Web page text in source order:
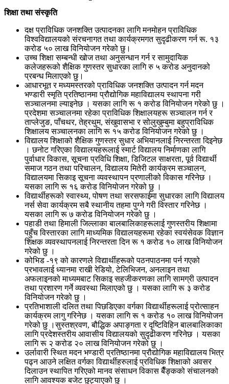
शिक्षा तथा संस्कृति
दक्ष प्राविधिक जनशक्ति उत्पादनका लागि मनमोहन प्राविधिक
विश्वविद्यालयको संरचनागत तथा कार्यक्रमगत सुदृढीकरण गर्न रू. १३
करोड ५० लाख विनियोजन गरेको छु।
उच्च शिक्षा सम्बन्धी खोज तथा अनुसन्धान गर्न र सामुदायिक
कलेजहरूको शैक्षिक गुणस्तर सुधारका लागि रु ५ करोड अनुदानको
प्रबन्ध मिलाएको छु।
आधारभूत र मध्यमस्तरको प्राविधिक जनशक्ति उत्पादन गर्न मदन
भण्डारी स्मृति प्रतिष्ठानमा प्रौद्योगिक महाविद्यालय स्थापना गरी
सञ्चालनमा ल्याइनेछ । यसका लागि रू १ करोड विनियोजन गरेको छु ।
प्रदेशमा सञ्चालनमा रहेका प्राविधिक शिक्षालयहरू सञ्चालन गर्न र
ताप्लेजुङ, पाँचथर, तेह्रथुम, संखुवासभा र सोलुखुम्बुमा बहुप्राविधिक
शिक्षालय सञ्चालनका लागि रू १५ करोड विनियोजन गरेको छु ।
विद्यालय शिक्षाको शैक्षिक गुणस्तर सुधार अभियानलाई निरन्तरता दिइनेछ
। छनोट गरिएका विद्यालयहरूलाई स्मार्ट विद्यालय निर्माणका लागि
पुर्वाधार विकास, सूचना प्रविधि शिक्षा, डिजिटल साक्षरता, पूर्व विद्यार्थी
समाज गठन तथा परिचालन, विद्यालय मितेरी कार्यक्रम सञ्चालन,
विद्यालयमा सिकाइ सूचना व्यवस्थापन प्रणालीको विकास गरिनेछ ।
यसका लागि रू १६ करोड विनियोजन गरेको छु ।
विद्यार्थीहरूको स्वास्थ्य, पोषण तथा सरसफाईमा सुधारका लागि विद्यालय
नर्स सेवा कार्यक्रम सबै स्थानीय तहमा पुग्ने गरी विस्तार गरिनेछ ।
यसका लागि रू ७ करोड विनियोजन गरेको छु ।
पहाडी तथा हिमाली जिल्लाका बालबालिकाहरूलाई गुणस्तरीय शिक्षामा
पहुँच विस्तारका लागि माध्यमिक विद्यालयहरूमा रहेका स्वयंसेवक विज्ञान
शिक्षक व्यवस्थापनलाई निरन्तरता दिन रू १ करोड १० लाख विनियोजन
गरेको छु ।
कोभिड -१९ को कारणले विद्यार्थीहरूको पठनपाठनमा पर्न गएको
प्रभावलाई ध्यानमा राखी रेडियो, टेलिभिजन, अनलाइन तथा
अफलाइनको माध्यमबाट सिकाइ सहजीकरणका लागि सामग्री उत्पादन
तथा प्रशारण गर्ने व्यवस्था मिलाएको छु । यसका लागि रू ३ करोड
विनियोजन गरेको छु ।
प्रतिभाशाली दलित तथा पिछडिएका वर्गका विद्यार्थीहरूलाई प्रोत्साहन
कार्यक्रम लागु गरिनेछ । यसका लागि रू १ करोड १० लाख विनियोजन
गरेको छु ।सुस्तश्रवण, बौद्धिक अपाङ्गता र दृष्टिविहिन बालबालिकाका
लागि प्रदेशस्तरीय आवासीय विद्यालयको सुदृढीकरण गरिनेछ । यसका
लागि रू २ करोड २० लाख विनियोजन गरेको छु ।
उर्लावारी स्थित मदन भण्डारी प्रतिष्ठानमा प्रौद्योगिक महाविद्यालय भित्र
पढ्न आउने लक्षित वर्गका विद्यार्थीहरुलाई प्रविधिक शिक्षाको अवसर
दिलाउन स्थापित गरिएको मानव संसाधन विकास बैँङ्कको संचालनको
लागि आवश्यक बजेट छुट्याएको छु ।